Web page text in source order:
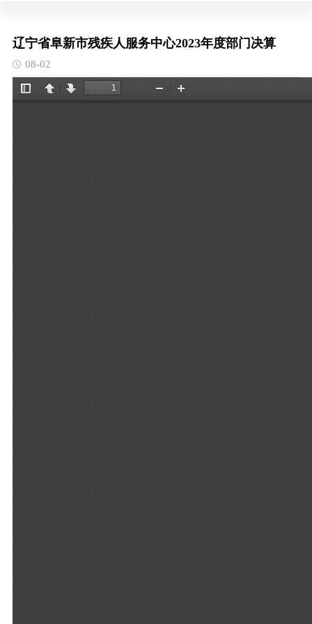
辽宁省阜新市残疾人服务中心2023年度部门决算
08-02